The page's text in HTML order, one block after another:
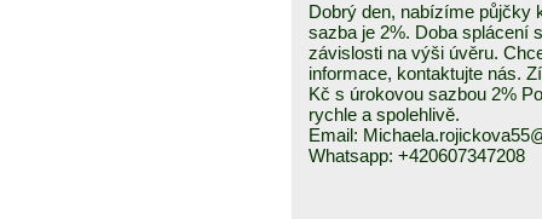
Dobrý den, nabízíme půjčky
sazba je 2%. Doba splácení
závislosti na výši úvěru.
informace, kontaktujte nás.
Kč s úrokovou sazbou 2%
rychle a spolehlivě.
Email:
Whatsapp: +420607347208